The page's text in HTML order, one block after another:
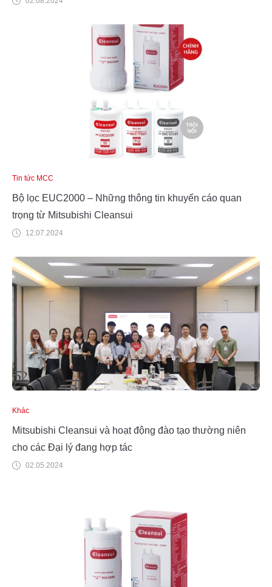
Tin tức MCC
Bộ lọc EUC2000 – Những thông tin khuyến cáo quan
trọng từ Mitsubishi Cleansui
12.07.2024
Khác
Mitsubishi Cleansui và hoạt động đào tạo thường niên
cho các Đại lý đang hợp tác
02.05.2024